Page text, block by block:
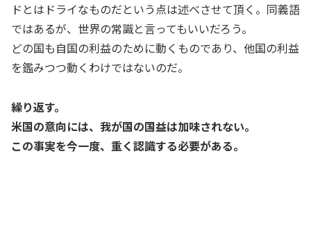
ドとはドライなものだという点は述べさせて頂く。同義語
ではあるが、世界の常識と言ってもいいだろう。
どの国も自国の利益のために動くものであり、他国の利益
を鑑みつつ動くわけではないのだ。
繰り返す。
米国の意向には、我が国の国益は加味されない。
この事実を今一度、重く認識する必要がある。